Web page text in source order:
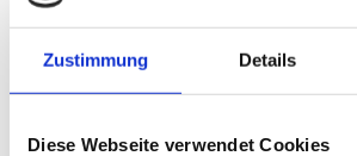
Zustimmung Details
Diese Webseite verwendet Cookies
Angaben zu Ihrer Person